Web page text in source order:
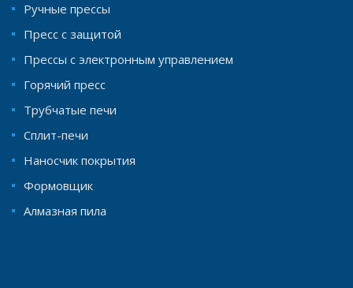
Ручные прессы
Пресс с защитой
Прессы с электронным управлением
Горячий пресс
Трубчатые печи
Сплит-печи
Наносчик покрытия
Формовщик
Aлмазная пила